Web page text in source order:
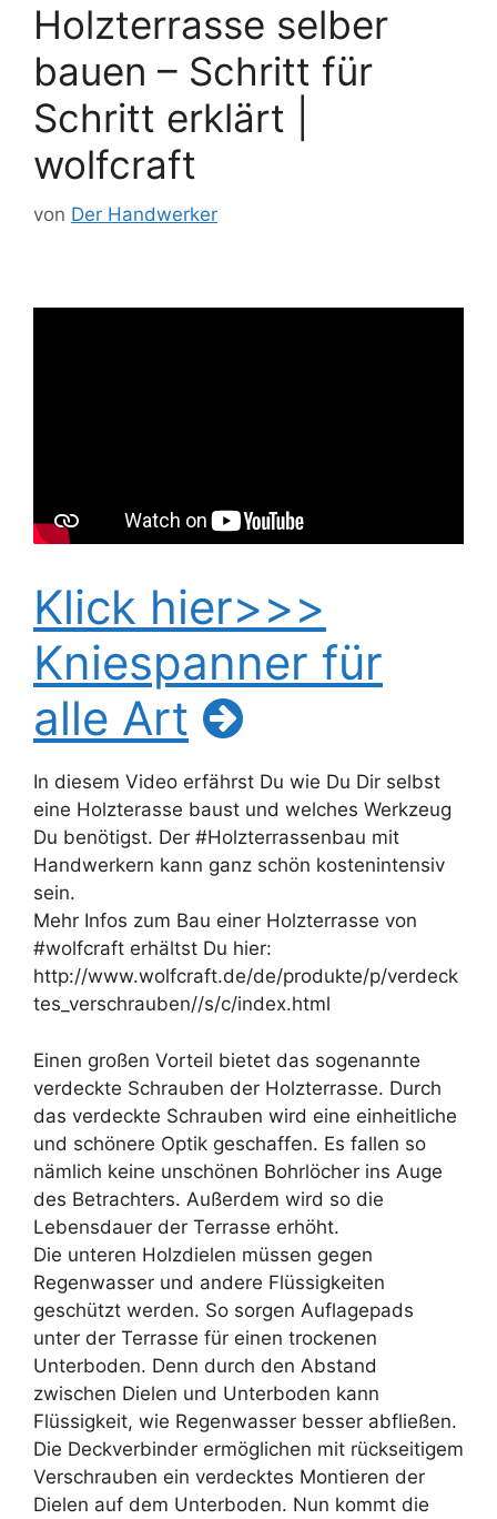
Holzterrasse selber
bauen – Schritt für
Schritt erklärt |
wolfcraft
von Der Handwerker
Klick hier>>>
Kniespanner für
alle Art
In diesem Video erfährst Du wie Du Dir selbst
eine Holzterasse baust und welches Werkzeug
Du benötigst. Der #Holzterrassenbau mit
Handwerkern kann ganz schön kostenintensiv
sein.
Mehr Infos zum Bau einer Holzterrasse von
#wolfcraft erhältst Du hier:
http://www.wolfcraft.de/de/produkte/p/verdeck
tes_verschrauben//s/c/index.html
Einen großen Vorteil bietet das sogenannte
verdeckte Schrauben der Holzterrasse. Durch
das verdeckte Schrauben wird eine einheitliche
und schönere Optik geschaffen. Es fallen so
nämlich keine unschönen Bohrlöcher ins Auge
des Betrachters. Außerdem wird so die
Lebensdauer der Terrasse erhöht.
Die unteren Holzdielen müssen gegen
Regenwasser und andere Flüssigkeiten
geschützt werden. So sorgen Auflagepads
unter der Terrasse für einen trockenen
Unterboden. Denn durch den Abstand
zwischen Dielen und Unterboden kann
Flüssigkeit, wie Regenwasser besser abfließen.
Die Deckverbinder ermöglichen mit rückseitigem
Verschrauben ein verdecktes Montieren der
Dielen auf dem Unterboden. Nun kommt die